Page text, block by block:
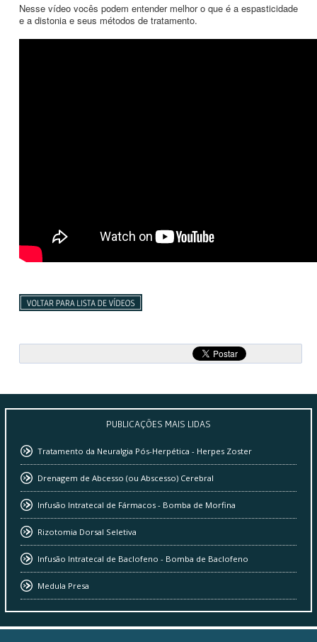
Nesse vídeo vocês podem entender melhor o que é a espasticidade
e a distonia e seus métodos de tratamento.
PUBLICAÇÕES MAIS LIDAS
Tratamento da Neuralgia Pós-Herpética - Herpes Zoster
Drenagem de Abcesso (ou Abscesso) Cerebral
Infusão Intratecal de Fármacos - Bomba de Morfina
Rizotomia Dorsal Seletiva
Infusão Intratecal de Baclofeno - Bomba de Baclofeno
Medula Presa